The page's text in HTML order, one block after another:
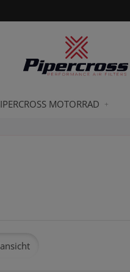
MOTORRAD